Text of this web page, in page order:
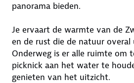
panorama bieden.
Je ervaart de warmte van de
en de rust die de natuur overal
Onderweg is er alle ruimte om
picknick aan het water te
genieten van het uitzicht.